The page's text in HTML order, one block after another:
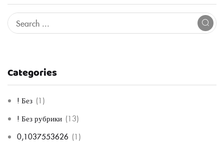
Categories
! Без (1)
! Без рубрики (13)
0,1037553626 (1)